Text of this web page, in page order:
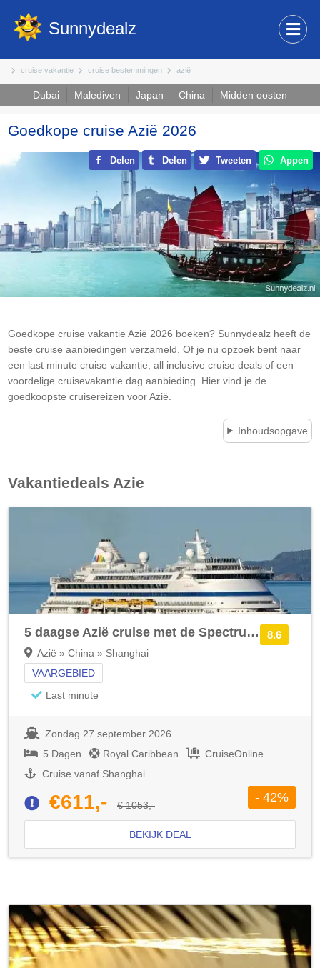
cruise vakantie cruise bestemmingen azië
Sunnydealz
Dubai Malediven Japan China Midden oosten
Goedkope cruise Azië 2026
Delen Delen Tweeten Appen
Goedkope cruise vakantie Azië 2026 boeken? Sunnydealz heeft de
beste cruise aanbiedingen verzameld. Of je nu opzoek bent naar
een last minute cruise vakantie, all inclusive cruise deals of een
voordelige cruisevakantie dag aanbieding. Hier vind je de
goedkoopste cruisereizen voor Azië.
Inhoudsopgave
Vakantiedeals Azie
8.6
5 daagse Azië cruise met de Spectrum of the Seas
Azië » China » Shanghai
VAARGEBIED
Last minute
Zondag 27 september 2026
5 Dagen
Royal Caribbean
CruiseOnline
Cruise vanaf Shanghai
€611,- € 1053,-
- 42%
BEKIJK DEAL